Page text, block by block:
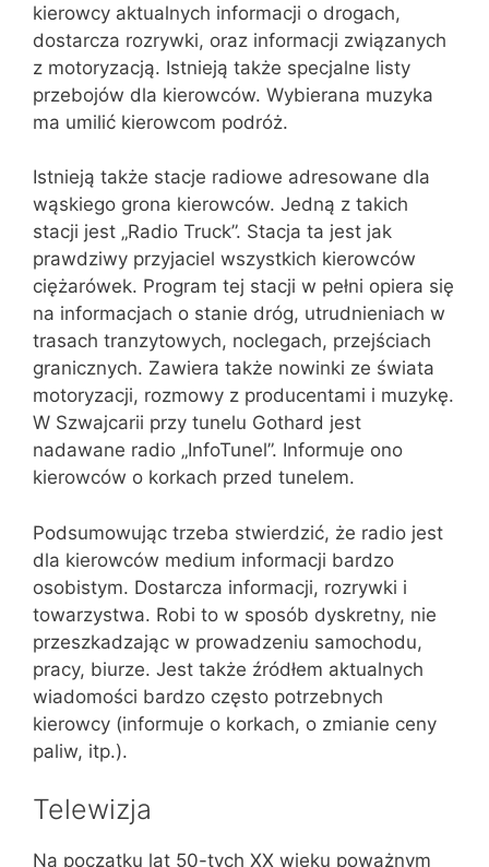
kierowcy aktualnych informacji o drogach,
dostarcza rozrywki, oraz informacji związanych
z motoryzacją. Istnieją także specjalne listy
przebojów dla kierowców. Wybierana muzyka
ma umilić kierowcom podróż.
Istnieją także stacje radiowe adresowane dla
wąskiego grona kierowców. Jedną z takich
stacji jest „Radio Truck”. Stacja ta jest jak
prawdziwy przyjaciel wszystkich kierowców
ciężarówek. Program tej stacji w pełni opiera się
na informacjach o stanie dróg, utrudnieniach w
trasach tranzytowych, noclegach, przejściach
granicznych. Zawiera także nowinki ze świata
motoryzacji, rozmowy z producentami i muzykę.
W Szwajcarii przy tunelu Gothard jest
nadawane radio „InfoTunel”. Informuje ono
kierowców o korkach przed tunelem.
Podsumowując trzeba stwierdzić, że radio jest
dla kierowców medium informacji bardzo
osobistym. Dostarcza informacji, rozrywki i
towarzystwa. Robi to w sposób dyskretny, nie
przeszkadzając w prowadzeniu samochodu,
pracy, biurze. Jest także źródłem aktualnych
wiadomości bardzo często potrzebnych
kierowcy (informuje o korkach, o zmianie ceny
paliw, itp.).
Telewizja
Na początku lat 50-tych XX wieku poważnym